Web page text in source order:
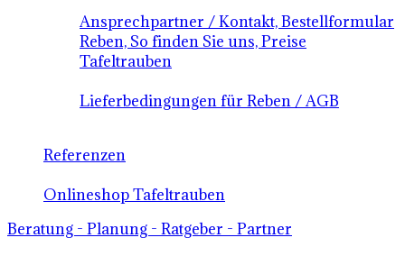
Ansprechpartner / Kontakt, Bestellformular
Reben, So finden Sie uns, Preise
Tafeltrauben
Lieferbedingungen für Reben / AGB
Referenzen
Onlineshop Tafeltrauben
Beratung - Planung - Ratgeber - Partner